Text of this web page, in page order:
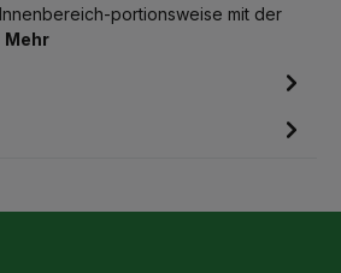
portionsweise mit der
Mehr